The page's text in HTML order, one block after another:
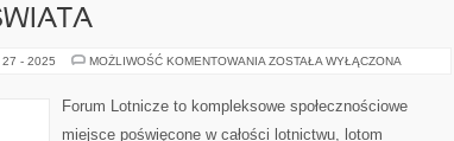
27 - 2025 MOŻLIWOŚĆ KOMENTOWANIA LOTNICTWO
PANDEMII
I
POWIETRZNE
ZOSTAŁA WYŁĄCZONA
Forum Lotnicze to kompleksowe społecznościowe
miejsce poświęcone w całości lotnictwu, lotom